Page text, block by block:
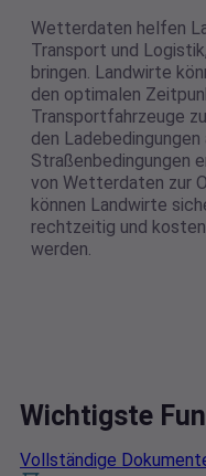
Wetterdaten helfen
Transport und
bringen. Landwirte
den optimalen
Transportfahrzeuge
den
Straßenbedingungen
von Wetterdaten zur
können Landwirte
rechtzeitig und
werden.
Wichtigste
Vollständige